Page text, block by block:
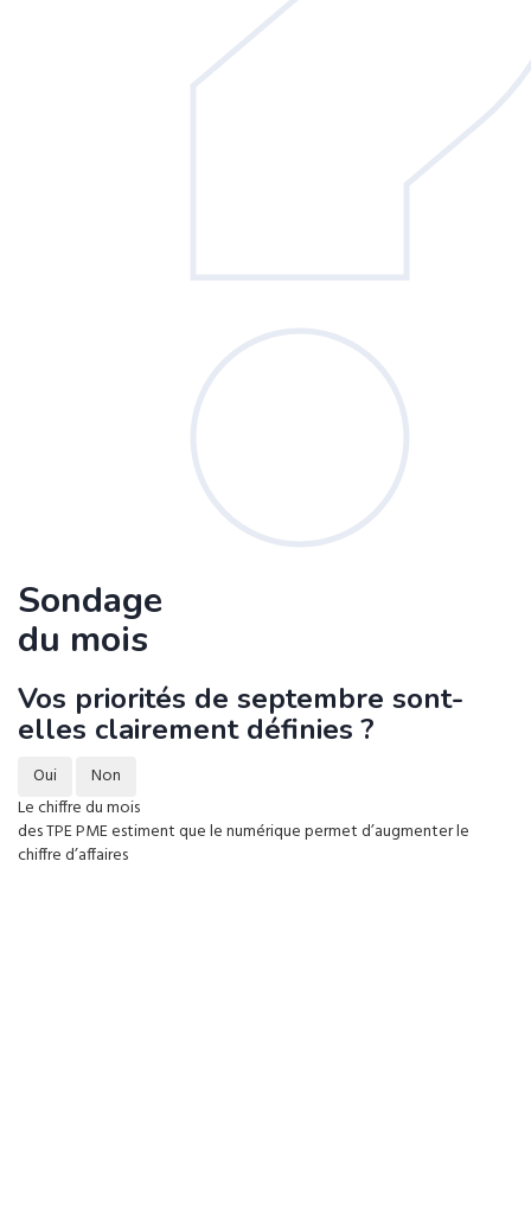
Sondage
du mois
Vos priorités de septembre sont-
elles clairement définies ?
Oui
Non
Le chiffre du mois
des TPE PME estiment que le numérique permet d’augmenter le
chiffre d’affaires